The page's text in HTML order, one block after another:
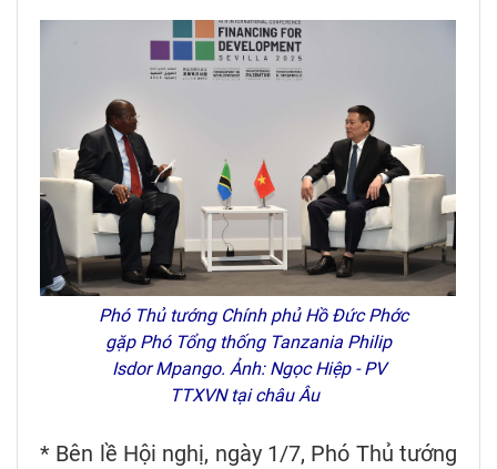
Phó Thủ tướng Chính phủ Hồ Đức Phớc
gặp Phó Tổng thống Tanzania Philip
Isdor Mpango. Ảnh: Ngọc Hiệp - PV
TTXVN tại châu Âu
* Bên lề Hội nghị, ngày 1/7, Phó Thủ tướng